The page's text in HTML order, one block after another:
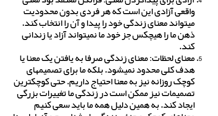
واقعی آزادی این است که هر فردی بدون محدودیت
می‎تواند معنای زندگی خود را پیدا و آن را انتخاب کند.
ذهن ما را هیچ‎کس جز خود ما نمی‎تواند آزاد یا زندانی
کند.
معنای لحظات: معنای زندگی صرفا به یافتن یک معنا یا
هدف کلی محدود نمی‎شود. بلکه ما برای تصمیم‎های
کوچک روزانه نیز به معنا احتیاج داریم. حتی کوچک‎ترین
تصمیمات نیز ممکن است در زندگی ما تغییرات بزرگی
ایجاد کند. به همین دلیل همه ما باید سعی کنیم